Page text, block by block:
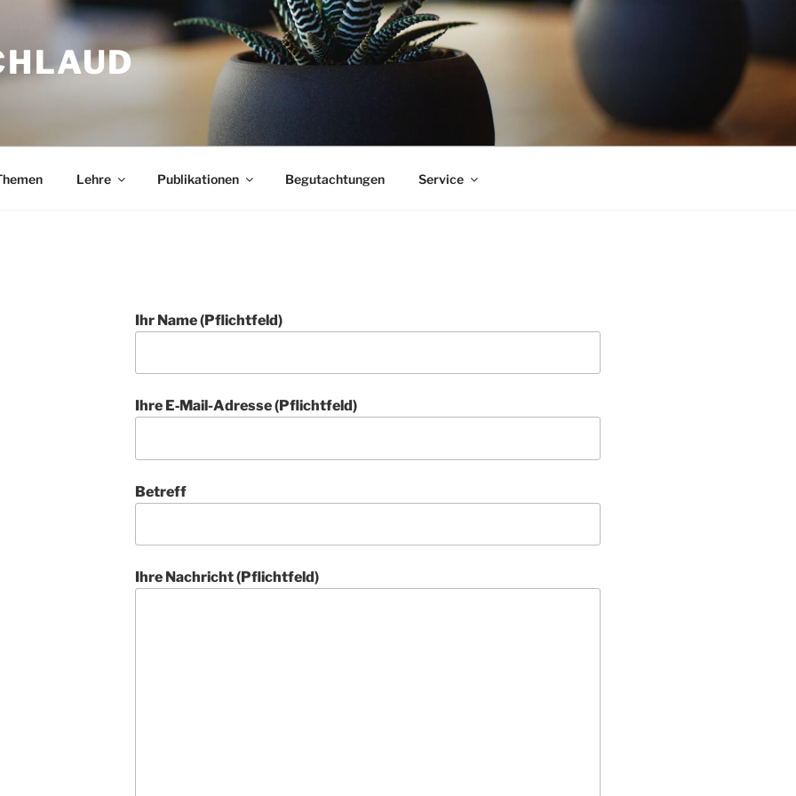
Leh­re Publi­ka­tio­nen Begut­ach­tun­gen Ser­vice
Ihr Name (Pflicht­feld)
Ihre E‑Mail-Adres­se (Pflicht­feld)
Betreff
Ihre Nach­richt (Pflicht­feld)